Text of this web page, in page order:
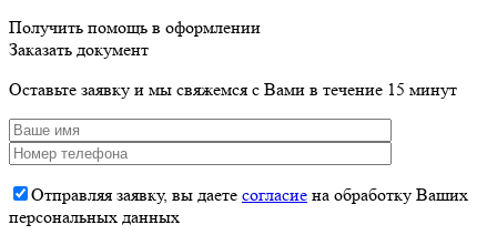
Получить помощь в оформлении
Заказать документ
Оставьте заявку и мы свяжемся с Вами в течение 15 минут
Отправляя заявку, вы даете согласие на обработку Ваших
персональных данных